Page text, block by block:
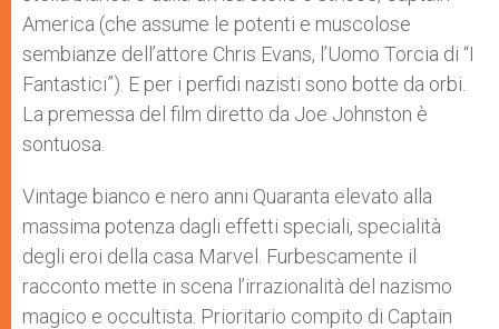
America (che assume le potenti e muscolose
sembianze dell’attore Chris Evans, l’Uomo Torcia di “I
Fantastici”). E per i perfidi nazisti sono botte da orbi.
La premessa del film diretto da Joe Johnston è
sontuosa.
Vintage bianco e nero anni Quaranta elevato alla
massima potenza dagli effetti speciali, specialità
degli eroi della casa Marvel. Furbescamente il
racconto mette in scena l’irrazionalità del nazismo
magico e occultista. Prioritario compito di Captain